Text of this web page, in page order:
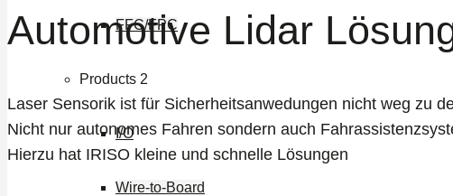
FFC/FPC
Products 2
I/O
Wire-to-Board
Automotive Lidar
Laser Sensorik ist für Sicherheitsanwedungen nicht weg zu
Nicht nur autonomes Fahren sondern auch
Hierzu hat IRISO kleine und schnelle Lösungen